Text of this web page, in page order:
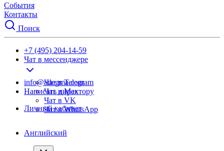
События
Контакты
Поиск
+7 (495) 204-14-59
Чат в мессенджере
Чат в Telegram
Чат в Max
Чат в VK
Чат в WhatsApp
info@adegma.com
Написать директору
Личный кабинет
Английский